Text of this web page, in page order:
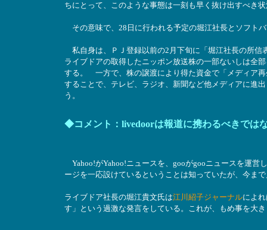
ちにとって、このような事態は一刻も早く抜け出すべき
その意味で、28日に行われる予定の堀江社長とソフト
私自身は、ＰＪ登録以前の2月下旬に「堀江社長の所信
ライブドアの取得したニッポン放送株の一部ないしは全
する。 一方で、株の譲渡により得た資金で「メディア
することで、テレビ、ラジオ、新聞など他メディアに進
う。
◆コメント：livedoorは報道に携わるべきでは
Yahoo!がYahoo!ニュースを、gooがgooニュースを運営
ージを一応設けているということは知っていたが、今ま
ライブドア社長の堀江貴文氏は江川紹子ジャーナルによ
す」という過激な発言をしている。これが、もめ事を大